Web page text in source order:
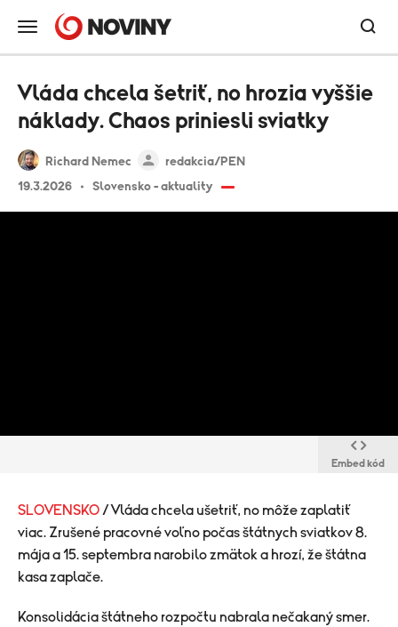
Richard Nemec
redakcia/PEN
19.3.2026
Slovensko - aktuality
Vláda chcela šetriť, no hrozia vyššie
náklady. Chaos priniesli sviatky
Embed kód
SLOVENSKO / Vláda chcela ušetriť, no môže zaplatiť
viac. Zrušené pracovné voľno počas štátnych sviatkov 8.
mája a 15. septembra narobilo zmätok a hrozí, že štátna
kasa zaplače.
Konsolidácia štátneho rozpočtu nabrala nečakaný smer.